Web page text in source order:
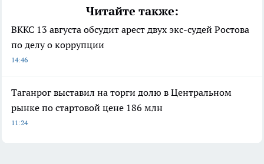
Читайте также:
ВККС 13 августа обсудит арест двух экс-судей Ростова
по делу о коррупции
14:46
Таганрог выставил на торги долю в Центральном
рынке по стартовой цене 186 млн
11:24